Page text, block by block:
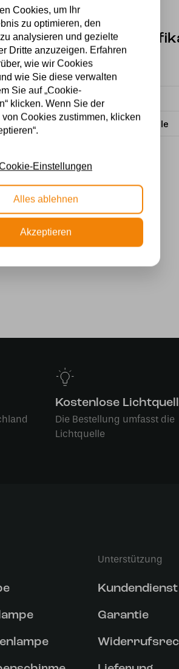
Lichtquelle
Kostenlose
Die Bestellung umfasst die
Lichtquelle
Unterstützung
Kundendienst
Garantie
Cookies, um Ihr
zu optimieren, den
analysieren und gezielte
Dritte anzuzeigen. Erfahren
wie wir Cookies
wie Sie diese verwalten
Sie auf „Cookie-
klicken. Wenn Sie der
Cookies zustimmen, klicken
Einstellungen
Alles ablehnen
Akzeptieren